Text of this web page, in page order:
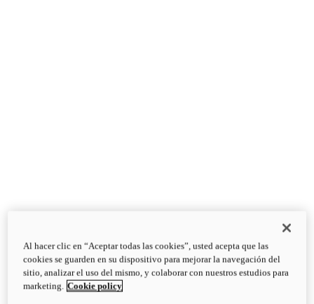
Diavel
V4
Diavel V4
Al hacer clic en “Aceptar todas las cookies”, usted acepta que las
cookies se guarden en su dispositivo para mejorar la navegación del
sitio, analizar el uso del mismo, y colaborar con nuestros estudios para
marketing. Cookie policy